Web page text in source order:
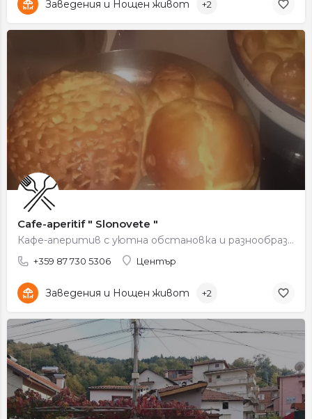
Заведения и Нощен живот +2
Cafe-aperitif " Slonovete "
Кафе-аперитив с уютна обстановка и разнообразие от напитки и коктейли.
+359 87 730 5306 Център
Заведения и Нощен живот +2